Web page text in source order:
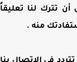
تترك لنا تعليقاً
منه .